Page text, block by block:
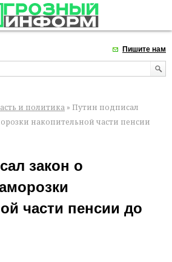
Пишите нам
и политика » Путин подписал
накопительной части пенсии
закон о
части пенсии до